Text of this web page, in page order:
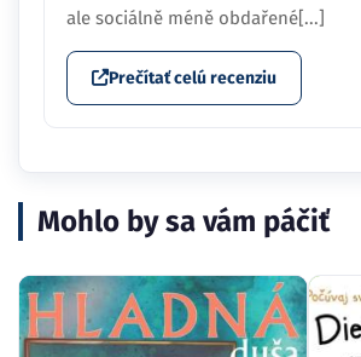
ale sociálně méně obdařené[...]
Prečítať celú recenziu
Mohlo by sa vám páčiť